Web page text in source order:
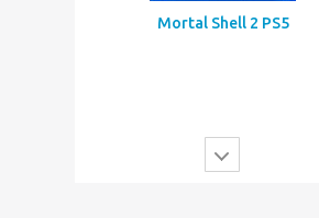
Mortal Shell 2 PS5